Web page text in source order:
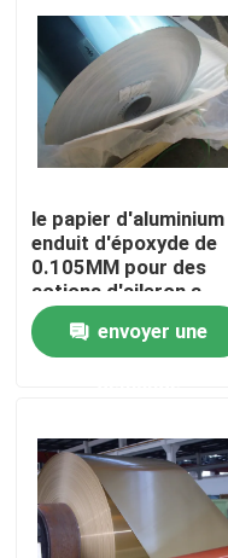
Le spectacle VR
À propos de nous
Contrôle de la qualité
Nous contacter
Les affaires
le papier d'aluminium
enduit d'époxyde de
0.105MM pour des
actions d'aileron a
enduit bleu/d'or
envoyer une